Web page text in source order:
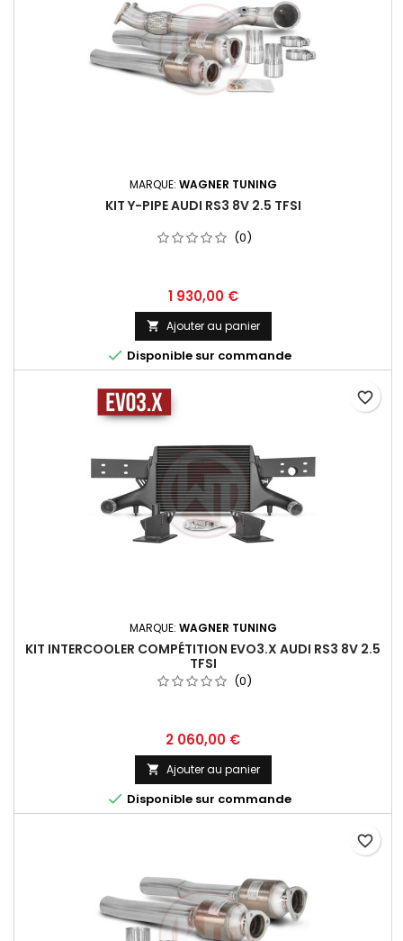
MARQUE: WAGNER TUNING
KIT Y-PIPE AUDI RS3 8V 2.5 TFSI
(0)
Prix
1 930,00 €
 Ajouter au panier
 Disponible sur commande
MARQUE: WAGNER TUNING
KIT INTERCOOLER COMPÉTITION EVO3.X AUDI RS3 8V 2.5
TFSI
(0)
Prix
2 060,00 €
 Ajouter au panier
 Disponible sur commande
favorite_border
favorite_border